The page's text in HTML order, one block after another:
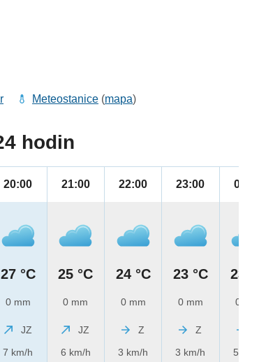
Meteostanice (mapa)
hodin
20:00
27 °C
0 mm
JZ
7 km/h
21:00
25 °C
0 mm
JZ
6 km/h
22:00
24 °C
0 mm
Z
3 km/h
23:00
23 °C
0 mm
Z
3 km/h
00:00
23 °C
0 mm
5 km/h